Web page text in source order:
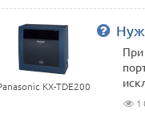
KX-TDE200
При
1